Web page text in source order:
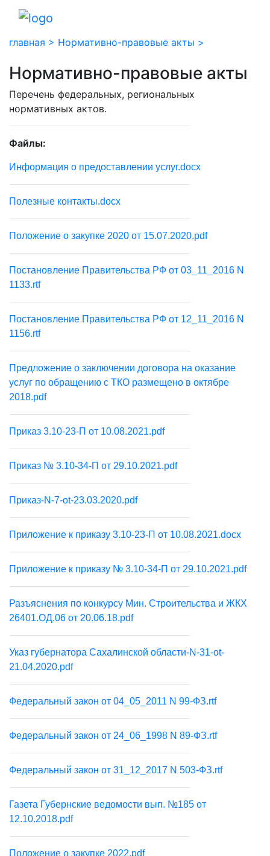
главная > Нормативно-правовые акты >
Нормативно-правовые акты
Перечень федеральных, региональных
нормативных актов.
Файлы:
Информация о предоставлении услуг.docx
Полезные контакты.docx
Положение о закупке 2020 от 15.07.2020.pdf
Постановление Правительства РФ от 03_11_2016 N
1133.rtf
Постановление Правительства РФ от 12_11_2016 N
1156.rtf
Предложение о заключении договора на оказание
услуг по обращению с ТКО размещено в октябре
2018.pdf
Приказ 3.10-23-П от 10.08.2021.pdf
Приказ № 3.10-34-П от 29.10.2021.pdf
Приказ-N-7-ot-23.03.2020.pdf
Приложение к приказу 3.10-23-П от 10.08.2021.docx
Приложение к приказу № 3.10-34-П от 29.10.2021.pdf
Разъяснения по конкурсу Мин. Строительства и ЖКХ
26401.ОД.06 от 20.06.18.pdf
Указ губернатора Сахалинской области-N-31-ot-
21.04.2020.pdf
Федеральный закон от 04_05_2011 N 99-ФЗ.rtf
Федеральный закон от 24_06_1998 N 89-ФЗ.rtf
Федеральный закон от 31_12_2017 N 503-ФЗ.rtf
Газета Губернские ведомости вып. №185 от
12.10.2018.pdf
Положение о закупке 2022.pdf